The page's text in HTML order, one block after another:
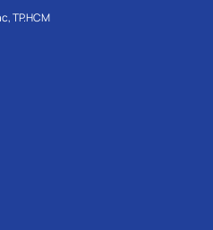
TP.HCM